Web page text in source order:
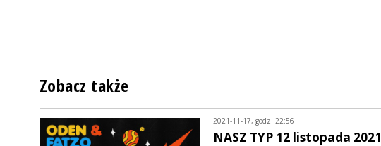
Zobacz także
2021-11-17, godz. 22:56
NASZ TYP 12 listopada 2021